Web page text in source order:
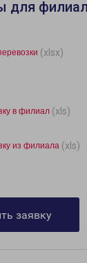
для
(xlsx)
в филиал (xls)
из филиала (xls)
заявку